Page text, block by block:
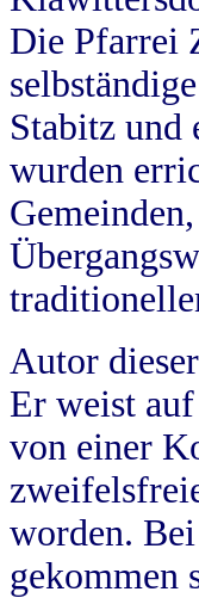
Die Pfarrei
Stabitz
wurden
Autor
Er weist
von einer
worden.
gekommen